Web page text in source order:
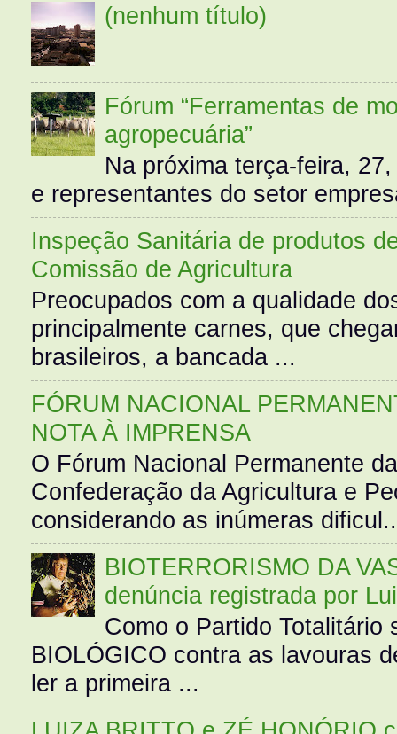
(nenhum título)
Fórum “Ferramentas de
agropecuária”
Na próxima terça-feira,
e representantes do setor
Inspeção Sanitária de produtos
Comissão de Agricultura
Preocupados com a qualidade
principalmente carnes, que
brasileiros, a bancada ...
FÓRUM NACIONAL
NOTA À IMPRENSA
O Fórum Nacional Permanente
Confederação da Agricultura e
considerando as inúmeras
BIOTERRORISMO DA
denúncia registrada por
Como o Partido Totalitário
BIOLÓGICO contra as lavouras
ler a primeira ...